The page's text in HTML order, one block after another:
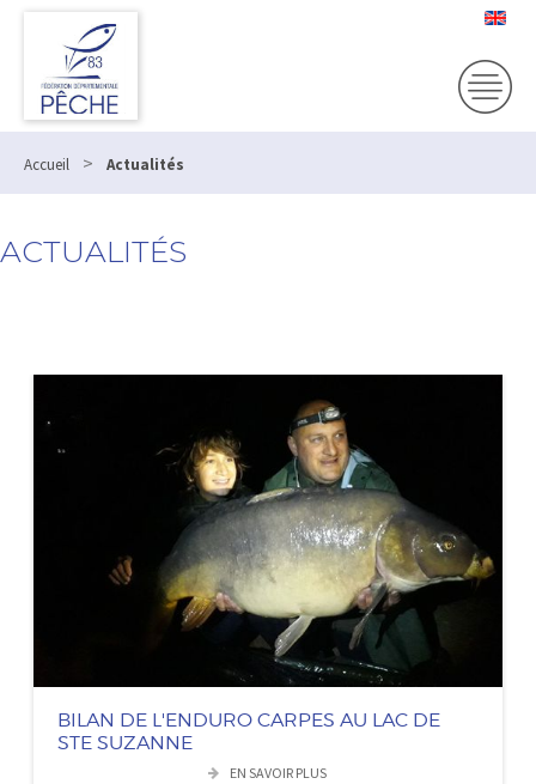
Accueil > Actualités
ACTUALITÉS
BILAN DE L'ENDURO CARPES AU LAC DE
STE SUZANNE
EN SAVOIR PLUS